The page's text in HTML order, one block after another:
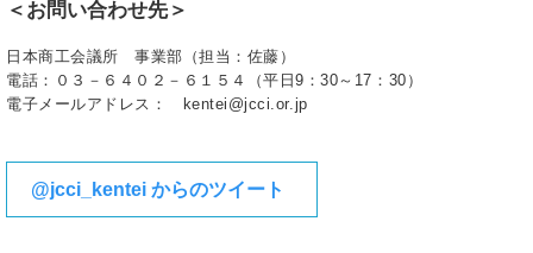
＜お問い合わせ先＞
日本商工会議所 事業部（担当：佐藤）
電話：０３－６４０２－６１５４（平日9：30～17：30）
電子メールアドレス： kentei@jcci.or.jp
@jcci_kentei からのツイート